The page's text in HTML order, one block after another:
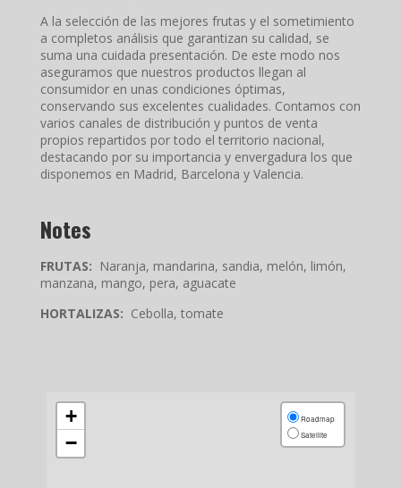
A la selección de las mejores frutas y el sometimiento
a completos análisis que garantizan su calidad, se
suma una cuidada presentación. De este modo nos
aseguramos que nuestros productos llegan al
consumidor en unas condiciones óptimas,
conservando sus excelentes cualidades. Contamos con
varios canales de distribución y puntos de venta
propios repartidos por todo el territorio nacional,
destacando por su importancia y envergadura los que
disponemos en Madrid, Barcelona y Valencia.
Notes
FRUTAS: Naranja, mandarina, sandia, melón, limón,
manzana, mango, pera, aguacate
HORTALIZAS: Cebolla, tomate
+
−
Roadmap
Satellite